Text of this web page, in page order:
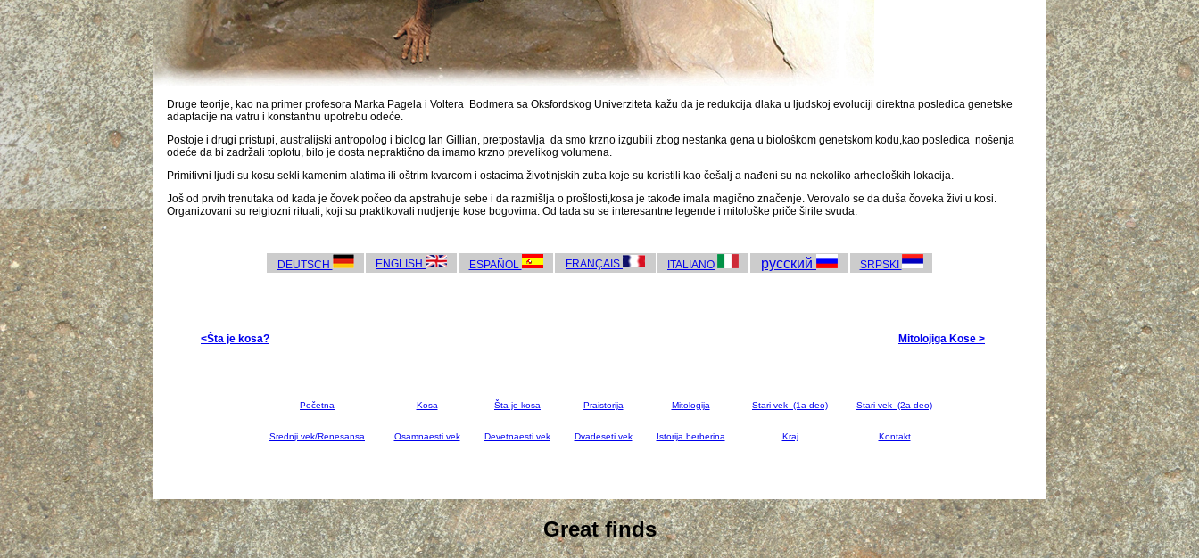
Druge teorije, kao na primer profesora Marka Pagela i Voltera Bodmera sa Oksfordskog Univerziteta kažu da je redukcija dlaka u ljudskoj evoluciji direktna posledica genetske
adaptacije na vatru i konstantnu upotrebu odeće.
Postoje i drugi pristupi, australijski antropolog i biolog Ian Gillian, pretpostavlja da smo krzno izgubili zbog nestanka gena u biološkom genetskom kodu,kao posledica nošenja
odeće da bi zadržali toplotu, bilo je dosta nepraktično da imamo krzno prevelikog volumena.
Primitivni ljudi su kosu sekli kamenim alatima ili oštrim kvarcom i ostacima životinjskih zuba koje su koristili kao češalj a nađeni su na nekoliko arheoloških lokacija.
Još od prvih trenutaka od kada je čovek počeo da apstrahuje sebe i da razmišlja o prošlosti,kosa je takođe imala magično značenje. Verovalo se da duša čoveka živi u kosi.
Organizovani su reigiozni rituali, koji su praktikovali nudjenje kose bogovima. Od tada su se interesantne legende i mitološke priče širile svuda.
DEUTSCH ENGLISH ESPAÑOL FRANÇAIS ITALIANO русский SRPSKI
<Šta je kosa? Mitolojiga Kose >
Početna Kosa Šta je kosa Praistorija Mitologija Stari vek (1a deo) Stari vek (2a deo)
Srednji vek/Renesansa Osamnaesti vek Devetnaesti vek Dvadeseti vek Istorija berberina Kraj Kontakt
Great finds